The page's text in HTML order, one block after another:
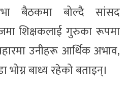
बैठकमा बोल्दै सांसद
शिक्षकलाई गुरुका रूपमा
उनीहरू आर्थिक अभाव,
भोग्न बाध्य रहेको बताइन्।